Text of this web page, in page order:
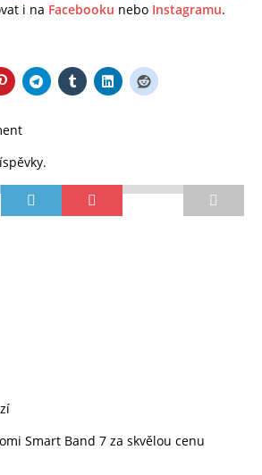
i na Facebooku nebo Instagramu.
Smart Band 7 za skvělou cenu